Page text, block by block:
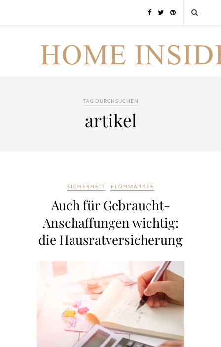
TAG DURCHSUCHEN
artikel
SICHERHEIT FLOHMÄRKTE
Auch für Gebraucht-
Anschaffungen wichtig:
die Hausratversicherung